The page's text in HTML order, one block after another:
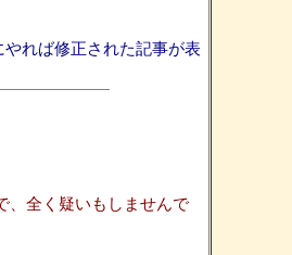
れば修正された記事が表
、全く疑いもしませんで